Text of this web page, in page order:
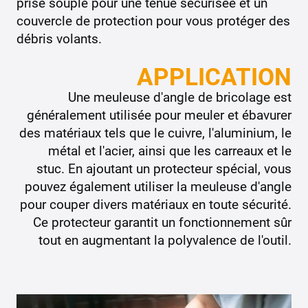
couvercle de protection pour vous protéger des
débris volants.
APPLICATION
Une meuleuse d'angle de bricolage est
généralement utilisée pour meuler et ébavurer
des matériaux tels que le cuivre, l'aluminium, le
métal et l'acier, ainsi que les carreaux et le
stuc. En ajoutant un protecteur spécial, vous
pouvez également utiliser la meuleuse d'angle
pour couper divers matériaux en toute sécurité.
Ce protecteur garantit un fonctionnement sûr
tout en augmentant la polyvalence de l'outil.